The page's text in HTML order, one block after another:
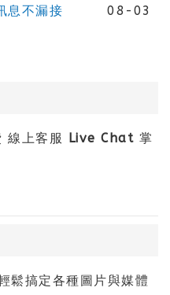
息不漏接
08-03
線上客服 Live Chat 掌
鬆搞定各種圖片與媒體